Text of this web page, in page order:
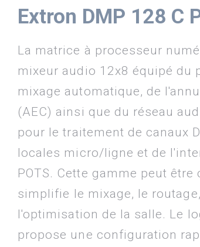
Extron DMP 128 C
La matrice à processeur
mixeur audio 12x8 équipé du
mixage automatique, de
(AEC) ainsi que du réseau
pour le traitement de canaux
locales micro/ligne et de
POTS. Cette gamme peut être
simplifie le mixage, le
l'optimisation de la salle. Le
propose une configuration